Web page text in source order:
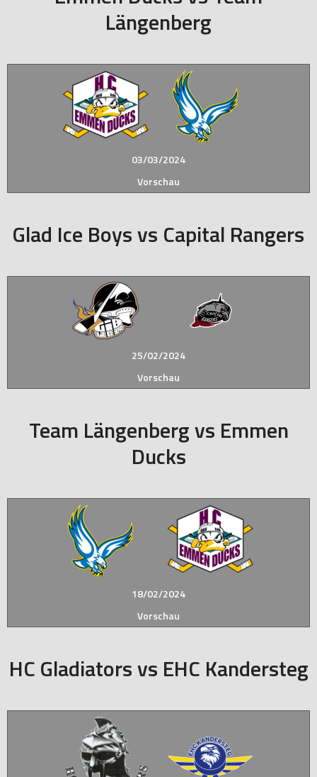
Längenberg
03/03/2024
Vorschau
Glad Ice Boys vs Capital Rangers
25/02/2024
Vorschau
Team Längenberg vs Emmen
Ducks
18/02/2024
Vorschau
HC Gladiators vs EHC Kandersteg